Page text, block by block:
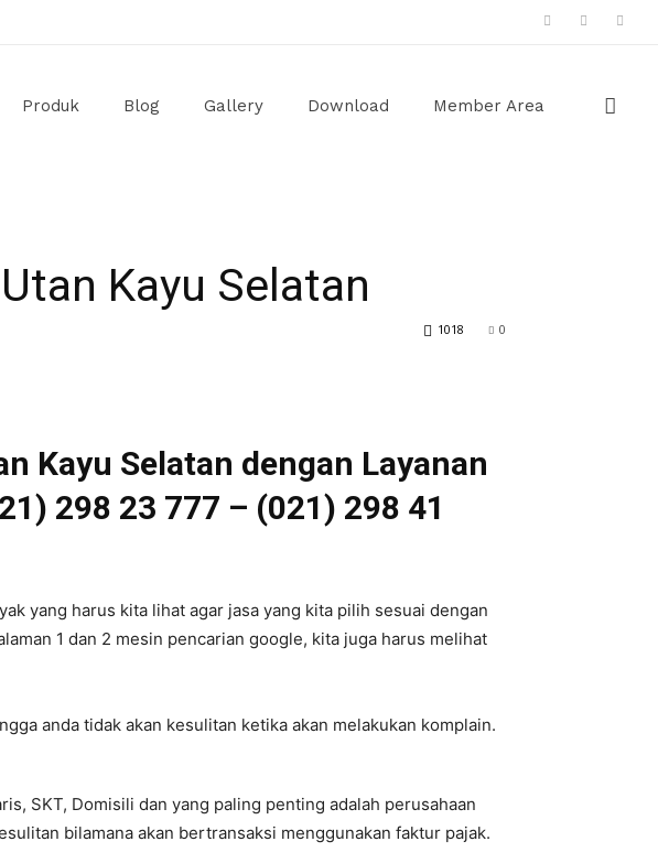
Produk Blog Gallery Download Member Area
Kayu Selatan
0
1018
Kayu Selatan dengan Layanan
298 23 777 – (021) 298 41
yang harus kita lihat agar jasa yang kita pilih sesuai dengan
1 dan 2 mesin pencarian google, kita juga harus melihat
anda tidak akan kesulitan ketika akan melakukan komplain.
SKT, Domisili dan yang paling penting adalah perusahaan
bilamana akan bertransaksi menggunakan faktur pajak.